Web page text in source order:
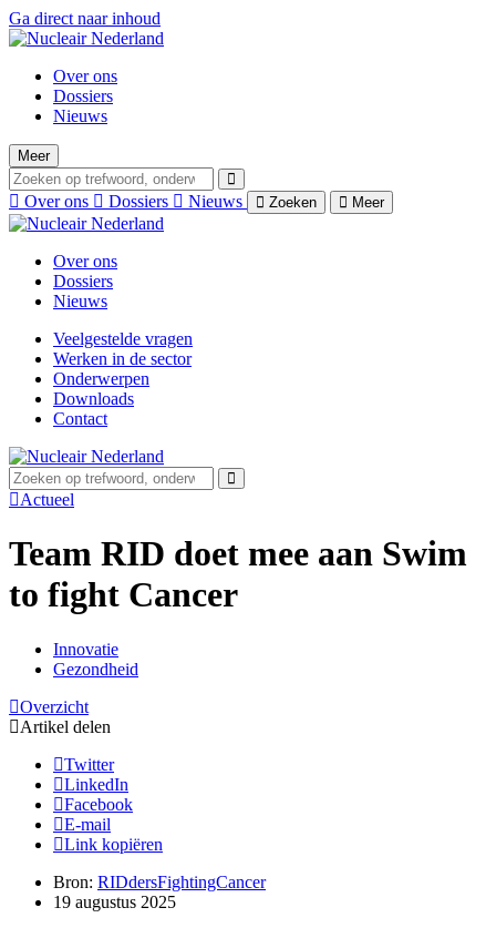
Ga direct naar inhoud
Over ons
Dossiers
Nieuws
Meer
Over ons Dossiers Nieuws Zoeken Meer
Over ons
Dossiers
Nieuws
Veelgestelde vragen
Werken in de sector
Onderwerpen
Downloads
Contact
Actueel
Team RID doet mee aan Swim
to fight Cancer
Innovatie
Gezondheid
Overzicht
Artikel delen
Twitter
LinkedIn
Facebook
E-mail
Link kopiëren
Bron: RIDdersFightingCancer
19 augustus 2025